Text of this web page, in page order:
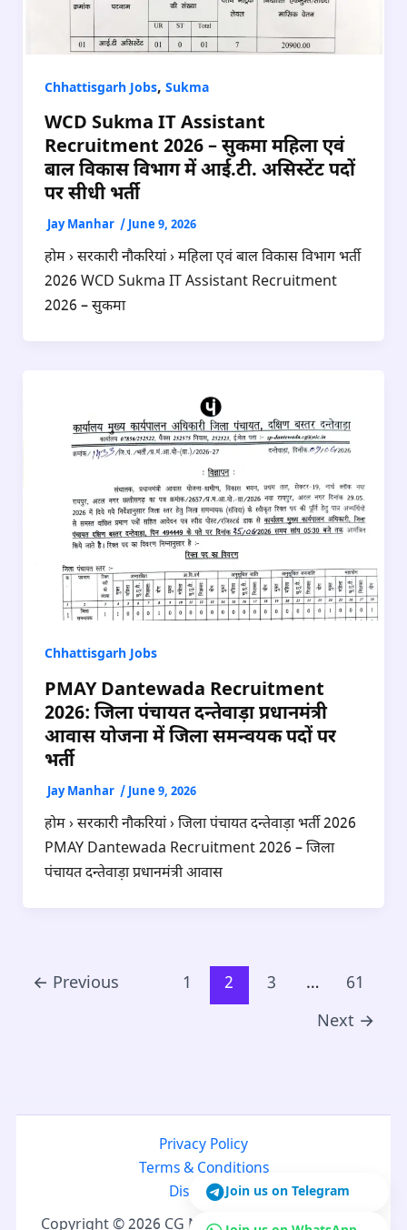
Join us on Telegram
Chhattisgarh Jobs, Sukma
WCD Sukma IT Assistant
Recruitment 2026 – सुकमा महिला एवं
बाल विकास विभाग में आई.टी. असिस्टेंट पदों
पर सीधी भर्ती
Jay Manhar /June 9, 2026
होम › सरकारी नौकरियां › महिला एवं बाल विकास विभाग भर्ती
2026 WCD Sukma IT Assistant Recruitment
2026 – सुकमा
Chhattisgarh Jobs
PMAY Dantewada Recruitment
2026: जिला पंचायत दन्तेवाड़ा प्रधानमंत्री
आवास योजना में जिला समन्वयक पदों पर
भर्ती
Jay Manhar / June 9, 2026
होम › सरकारी नौकरियां › जिला पंचायत दन्तेवाड़ा भर्ती 2026
PMAY Dantewada Recruitment 2026 – जिला
पंचायत दन्तेवाड़ा प्रधानमंत्री आवास
← Previous 1 2 3 …
61
Next →
Privacy Policy
Terms & Conditions
Disclaimer